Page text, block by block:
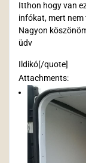
Itthon hogy van
infókat, mert
Nagyon
üdv
Ildikó[/quote]
Attachments: